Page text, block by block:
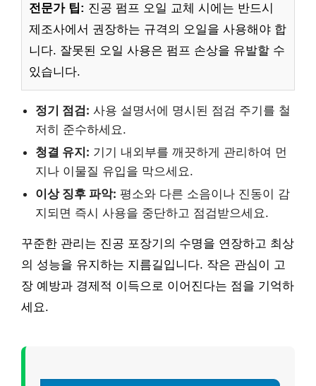
전문가 팁: 진공 펌프 오일 교체 시에는 반드시
제조사에서 권장하는 규격의 오일을 사용해야 합
니다. 잘못된 오일 사용은 펌프 손상을 유발할 수
있습니다.
정기 점검: 사용 설명서에 명시된 점검 주기를 철
저히 준수하세요.
청결 유지: 기기 내외부를 깨끗하게 관리하여 먼
지나 이물질 유입을 막으세요.
이상 징후 파악: 평소와 다른 소음이나 진동이 감
지되면 즉시 사용을 중단하고 점검받으세요.
꾸준한 관리는 진공 포장기의 수명을 연장하고 최상
의 성능을 유지하는 지름길입니다. 작은 관심이 고
장 예방과 경제적 이득으로 이어진다는 점을 기억하
세요.